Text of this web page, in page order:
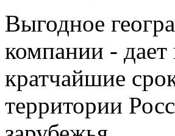
Выгодное
компании - дает
кратчайшие
территории